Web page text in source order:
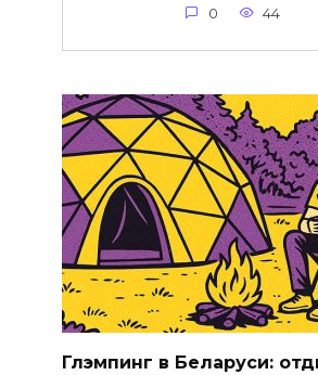
0 44
Глэмпинг в Беларуси: